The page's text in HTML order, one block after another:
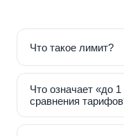
Что такое лимит?
Что означает «до
сравнения